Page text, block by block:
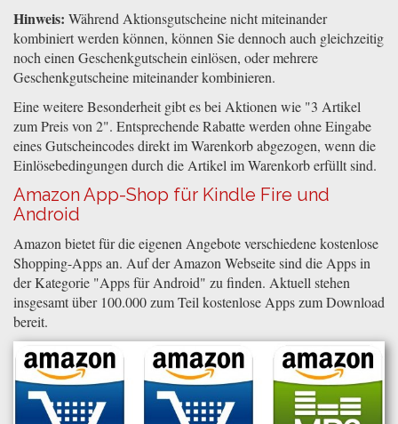
Hinweis: Während Aktionsgutscheine nicht miteinander
kombiniert werden können, können Sie dennoch auch gleichzeitig
noch einen Geschenkgutschein einlösen, oder mehrere
Geschenkgutscheine miteinander kombinieren.
Eine weitere Besonderheit gibt es bei Aktionen wie "3 Artikel
zum Preis von 2". Entsprechende Rabatte werden ohne Eingabe
eines Gutscheincodes direkt im Warenkorb abgezogen, wenn die
Einlösebedingungen durch die Artikel im Warenkorb erfüllt sind.
Amazon App-Shop für Kindle Fire und
Android
Amazon bietet für die eigenen Angebote verschiedene kostenlose
Shopping-Apps an. Auf der Amazon Webseite sind die Apps in
der Kategorie "Apps für Android" zu finden. Aktuell stehen
insgesamt über 100.000 zum Teil kostenlose Apps zum Download
bereit.